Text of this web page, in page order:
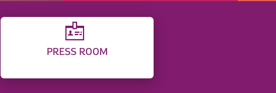
PRESS ROOM